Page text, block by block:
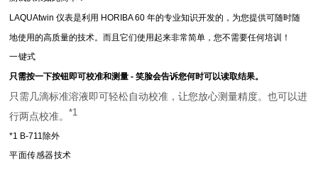
LAQUAtwin 仪表是利用 HORIBA 60 年的专业知识开发的，为您提供可随时随
地使用的高质量的技术。而且它们使用起来非常简单，您不需要任何培训！
一键式
只需按一下按钮即可校准和测量 - 笑脸会告诉您何时可以读取结果。
只需几滴标准溶液即可轻松自动校准，让您放心测量精度。也可以进
行两点校准。 *1
*1 B-711除外
平面传感器技术